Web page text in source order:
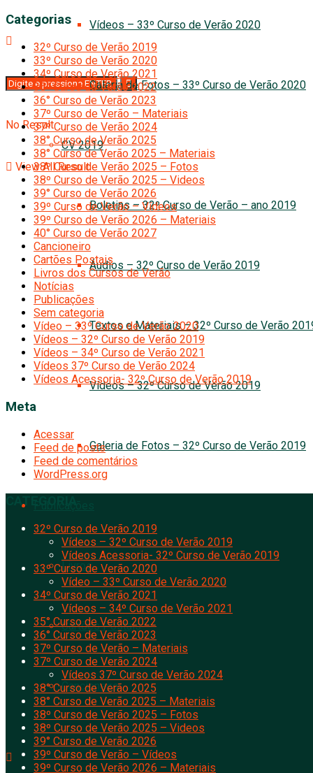
No Result
View All Result
Vídeos – 33º Curso de Verão 2020
Galeria de Fotos – 33º Curso de Verão 2020
CV 2019
Boletins – 32º Curso de Verão – ano 2019
Áudios – 32º Curso de Verão 2019
Textos e Materiais – 32º Curso de Verão
Vídeos – 32º Curso de Verão 2019
Galeria de Fotos – 32º Curso de Verão 2019
Livros
Cartões Postais
Cancioneiro
Categorias
32º Curso de Verão 2019
33º Curso de Verão 2020
34º Curso de Verão 2021
35° Curso de Verão 2022
36° Curso de Verão 2023
37º Curso de Verão – Materiais
37º Curso de Verão 2024
38° Curso de Verão 2025
38° Curso de Verão 2025 – Materiais
38º Curso de Verão 2025 – Fotos
38º Curso de Verão 2025 – Videos
39° Curso de Verão 2026
39º Curso de Verão – Vídeos
39º Curso de Verão 2026 – Materiais
40° Curso de Verão 2027
Cancioneiro
Cartões Postais
Livros dos Cursos de Verão
Notícias
Publicações
Sem categoria
Vídeo – 33º Curso de Verão 2020
Vídeos – 32º Curso de Verão 2019
Vídeos – 34º Curso de Verão 2021
Vídeos 37º Curso de Verão 2024
Vídeos Acessoria- 32º Curso de Verão 2019
Meta
Acessar
Feed de posts
Feed de comentários
WordPress.org
CATEGORIA
32º Curso de Verão 2019
Vídeos – 32º Curso de Verão 2019
Vídeos Acessoria- 32º Curso de Verão 2019
33º Curso de Verão 2020
Vídeo – 33º Curso de Verão 2020
34º Curso de Verão 2021
Vídeos – 34º Curso de Verão 2021
35° Curso de Verão 2022
36° Curso de Verão 2023
37º Curso de Verão – Materiais
37º Curso de Verão 2024
Vídeos 37º Curso de Verão 2024
38° Curso de Verão 2025
38° Curso de Verão 2025 – Materiais
38º Curso de Verão 2025 – Fotos
38º Curso de Verão 2025 – Videos
39° Curso de Verão 2026
39º Curso de Verão – Vídeos
39º Curso de Verão 2026 – Materiais